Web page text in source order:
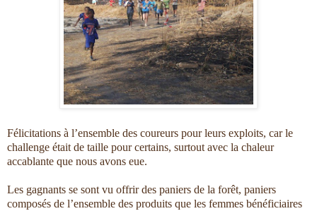
Félicitations à l’ensemble des coureurs pour leurs exploits, car le
challenge était de taille pour certains, surtout avec la chaleur
accablante que nous avons eue.
Les gagnants se sont vu offrir des paniers de la forêt, paniers
composés de l’ensemble des produits que les femmes bénéficiaires